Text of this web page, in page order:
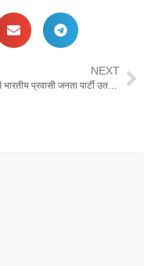
NEXT
पंजाब में भारतीय प्रवासी जनता पार्टी उतरी तो क्या बदल सकता है राजनीतिक समीकरण?